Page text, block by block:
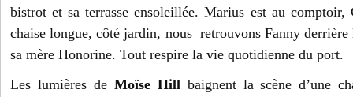
bistrot et sa terrasse ensoleillée. Marius est au comptoir,
chaise longue, côté jardin, nous retrouvons Fanny
sa mère Honorine. Tout respire la vie quotidienne du port.
Les lumières de Moïse Hillbaignent la scène d’une